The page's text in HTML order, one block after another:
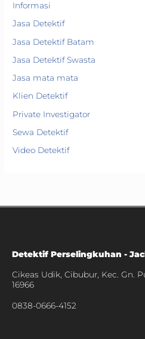
Informasi
Jasa Detektif
Jasa Detektif Batam
Jasa Detektif Swasta
Jasa mata mata
Klien Detektif
Private Investigator
Sewa Detektif
Video Detektif
Detektif Perselingkuhan -
Cikeas Udik, Cibubur, Kec. Gn.
16966
0838-0666-4152